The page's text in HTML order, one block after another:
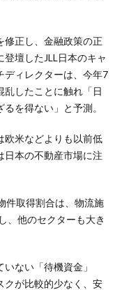
修正し、金融政策の正
壇したJLL日本のキャ
ディレクターは、今年7
乱したことに触れ「日
を得ない」と予測。
欧米などよりも以前低
日本の不動産市場に注
件取得割合は、物流施
、他のセクターも大き
ない「待機資金」
クが比較的少なく、安